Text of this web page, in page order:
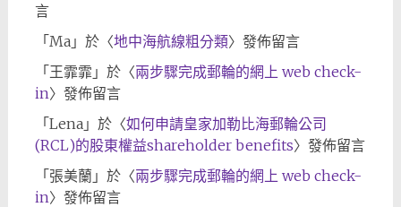
言
「Ma」於〈地中海航線粗分類〉發佈留言
「王霏霏 」於〈兩步驟完成郵輪的網上 web check-
in〉發佈留言
「Lena」於〈如何申請皇家加勒比海郵輪公司
(RCL)的股東權益shareholder benefits〉發佈留言
「張美蘭 」於〈兩步驟完成郵輪的網上 web check-
in〉發佈留言